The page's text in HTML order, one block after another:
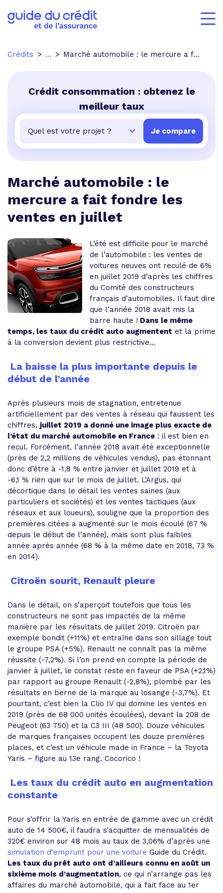
Crédits ... Marché automobile : le mercure a fait fondre les ventes en juillet
Crédit consommation : obtenez le
meilleur taux
Marché automobile : le
mercure a fait fondre les
ventes en juillet
L’été est difficile pour le marché
de l’automobile : les ventes de
voitures neuves ont reculé de 6%
en juillet 2019 d’après les chiffres
du Comité des constructeurs
français d’automobiles. Il faut dire
que l’année 2018 avait mis la
barre haute ! Dans le même
temps, les taux du crédit auto augmentent et la prime
à la conversion devient plus restrictive…
La baisse la plus importante depuis le
début de l’année
Après plusieurs mois de stagnation, entretenue
artificiellement par des ventes à réseau qui faussent les
chiffres, juillet 2019 a donné une image plus exacte de
l’état du marché automobile en France : il est bien en
recul. Forcément, l’année 2018 avait été exceptionnelle
(près de 2,2 millions de véhicules vendus), pas étonnant
donc d’être à -1,8 % entre janvier et juillet 2019 et à
-6,1 % rien que sur le mois de juillet. L’Argus, qui
décortique dans le détail les ventes saines (aux
particuliers et sociétés) et les ventes tactiques (aux
réseaux et aux loueurs), souligne que la proportion des
premières citées a augmenté sur le mois écoulé (67 %
depuis le début de l’année), mais sont plus faibles
année après année (68 % à la même date en 2018, 73 %
en 2014).
Citroën sourit, Renault pleure
Dans le détail, on s’aperçoit toutefois que tous les
constructeurs ne sont pas impactés de la même
manière par les résultats de juillet 2019. Citroën par
exemple bondit (+11%) et entraîne dans son sillage tout
le groupe PSA (+5%). Renault ne connaît pas la même
réussite (-7,2%). Si l’on prend en compte la période de
janvier à juillet, le constat reste en faveur de PSA (+2,1%)
par rapport au groupe Renault (-2,8%), plombé par les
résultats en berne de la marque au losange (-3,7%). Et
pourtant, c’est bien la Clio IV qui domine les ventes en
2019 (près de 68 000 unités écoulées), devant la 208 de
Peugeot (63 750) et la C3 III (48 500). Douze véhicules
de marques françaises occupent les douze premières
places, et c’est un véhicule made in France – la Toyota
Yaris – figure au 13e rang. Cocorico !
Les taux du crédit auto en augmentation
constante
Pour s’offrir la Yaris en entrée de gamme avec un crédit
auto de 14 500€, il faudra s’acquitter de mensualités de
320€ environ sur 48 mois au taux de 3,06% d’après une
simulation d'emprunt pour une voiture Guide du Crédit.
Les taux du prêt auto ont d’ailleurs connu en août un
sixième mois d’augmentation, ce qui n’arrange pas les
affaires du marché automobile, qui a fait face au 1er